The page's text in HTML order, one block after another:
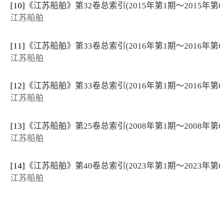
[10] 《江苏船舶》第32卷总索引(2015年第1期～2015年
江苏船舶
[11] 《江苏船舶》第33卷总索引(2016年第1期～2016年
江苏船舶
[12] 《江苏船舶》第33卷总索引(2016年第1期～2016年
江苏船舶
[13] 《江苏船舶》第25卷总索引(2008年第1期～2008年
江苏船舶
[14] 《江苏船舶》第40卷总索引(2023年第1期～2023年
江苏船舶